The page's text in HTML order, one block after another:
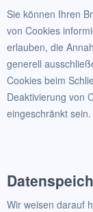
Sie können Ihren
von Cookies
erlauben, die
generell
Cookies beim
Deaktivierung von
eingeschränkt sein.
Wir weisen darauf